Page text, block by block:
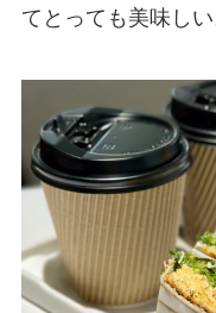
てとっても美味しい